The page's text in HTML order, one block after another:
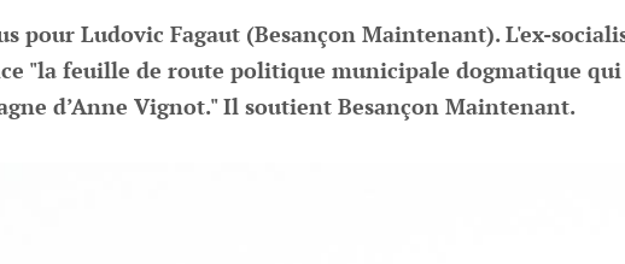
pour Ludovic Fagaut (Besançon Maintenant). L'ex-
"la feuille de route politique municipale dogmatique qui
d’Anne Vignot." Il soutient Besançon Maintenant.